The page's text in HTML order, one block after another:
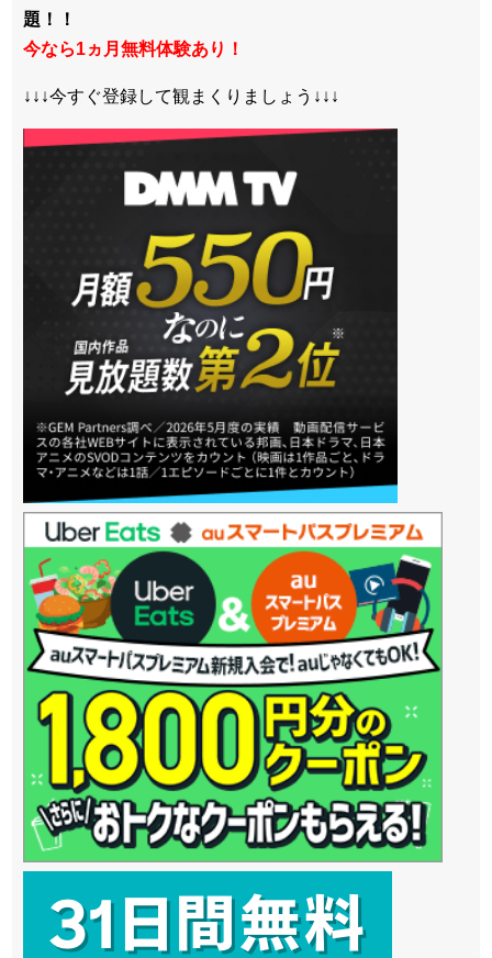
題！！
今なら1ヵ月無料体験あり！
↓↓↓今すぐ登録して観まくりましょう↓↓↓